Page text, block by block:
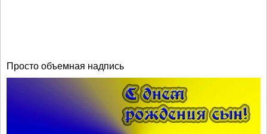
Просто объемная надпись